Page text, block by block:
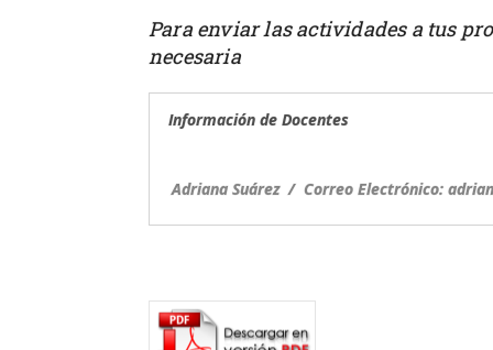
Para enviar las actividades a tus
necesaria
Información de Docentes
Adriana Suárez/ Correo Electrónico: